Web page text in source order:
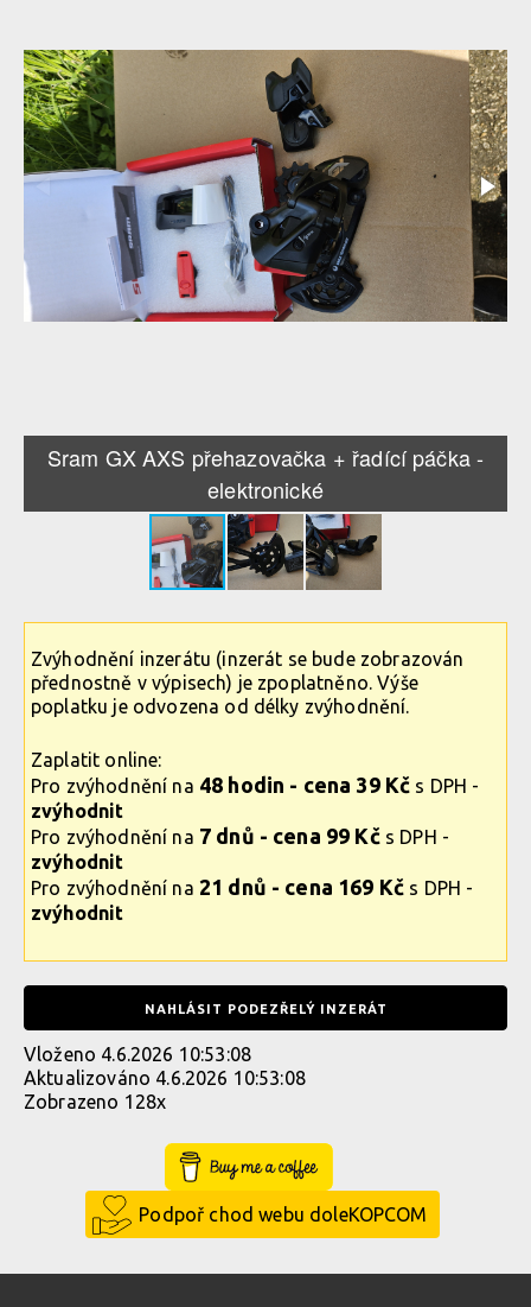
Sram GX AXS přehazovačka + řadící páčka -
elektronické
Zvýhodnění inzerátu (inzerát se bude zobrazován
přednostně v výpisech) je zpoplatněno. Výše
poplatku je odvozena od délky zvýhodnění.
Zaplatit online:
Pro zvýhodnění na 48 hodin - cena 39 Kč s DPH -
zvýhodnit
Pro zvýhodnění na 7 dnů - cena 99 Kčs DPH -
zvýhodnit
Pro zvýhodnění na 21 dnů - cena 169 Kč s DPH -
zvýhodnit
NAHLÁSIT PODEZŘELÝ INZERÁT
Vloženo 4.6.2026 10:53:08
Aktualizováno 4.6.2026 10:53:08
Zobrazeno 128x
Buy Me a Coffee
Podpoř chod webu doleKOPCOM